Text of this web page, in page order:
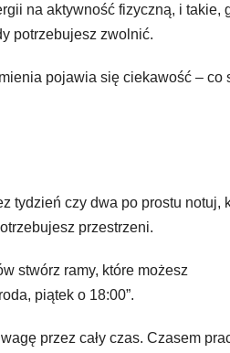
na aktywność fizyczną, i takie,
potrzebujesz zwolnić.
pojawia się ciekawość – co
tydzień czy dwa po prostu notuj,
przestrzeni.
stwórz ramy, które możesz
piątek o 18:00”.
przez cały czas. Czasem